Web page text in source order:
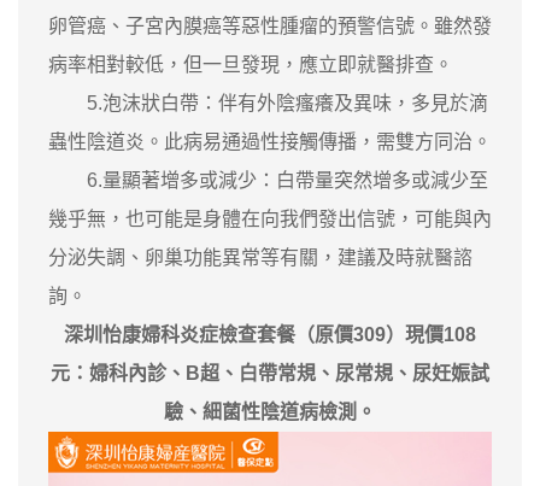
卵管癌、子宮內膜癌等惡性腫瘤的預警信號。雖然發
病率相對較低，但一旦發現，應立即就醫排查。
5.泡沫狀白帶：伴有外陰瘙癢及異味，多見於滴
蟲性陰道炎。此病易通過性接觸傳播，需雙方同治。
6.量顯著增多或減少：白帶量突然增多或減少至
幾乎無，也可能是身體在向我們發出信號，可能與內
分泌失調、卵巢功能異常等有關，建議及時就醫諮
詢。
深圳怡康婦科炎症檢查套餐（原價309）現價108
元：婦科內診、B超、白帶常規、尿常規、尿妊娠試
驗、細菌性陰道病檢測。